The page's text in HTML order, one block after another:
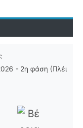
- 2η φάση (Πλέι